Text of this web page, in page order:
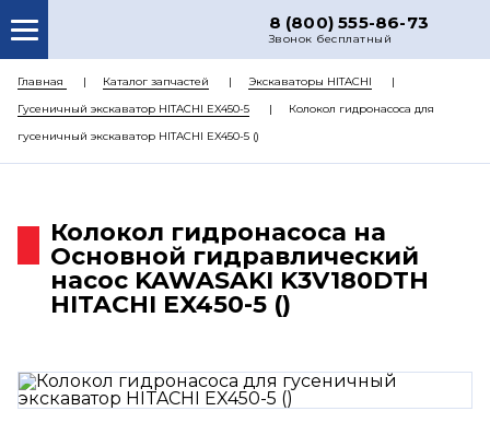
8 (800) 555-86-73
Звонок бесплатный
О НАС
КАТАЛОГ ЗАПЧАСТЕЙ
РЕМОНТ
ЦЕНЫ
КОНТАКТЫ
Главная Каталог запчастей
Экскаваторы HITACHI
Гусеничный экскаватор HITACHI EX450-5
Колокол гидронасоса для
гусеничный экскаватор HITACHI EX450-5 ()
Колокол гидронасоса на
Основной гидравлический
насос KAWASAKI K3V180DTH
HITACHI EX450-5 ()